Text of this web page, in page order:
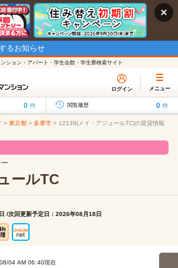
るお知らせ
ション・アパート・学生会館・学生寮検索サイト
ログイン メニュー
0 件 閲覧履歴 0 件
> 東京都 > 多摩市 > 12139(メイ・アジュールTC)の賃貸情報
ールTC
/次回更新予定日：2026年08月18日
04 AM 06:40現在